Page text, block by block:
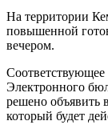
На территории
повышенной
вечером.
Соответствующее
Электронного
решено объявить
который будет